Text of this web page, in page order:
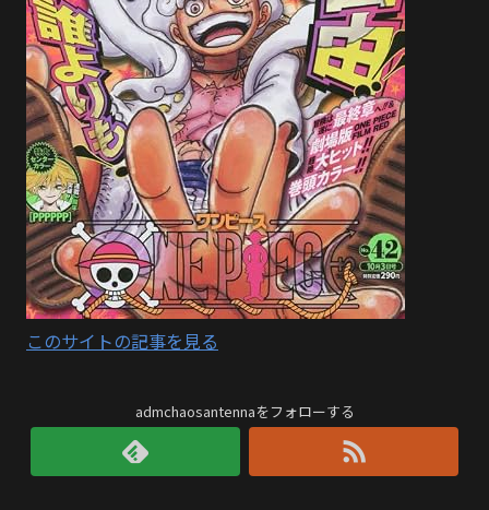
このサイトの記事を見る
admchaosantennaをフォローする